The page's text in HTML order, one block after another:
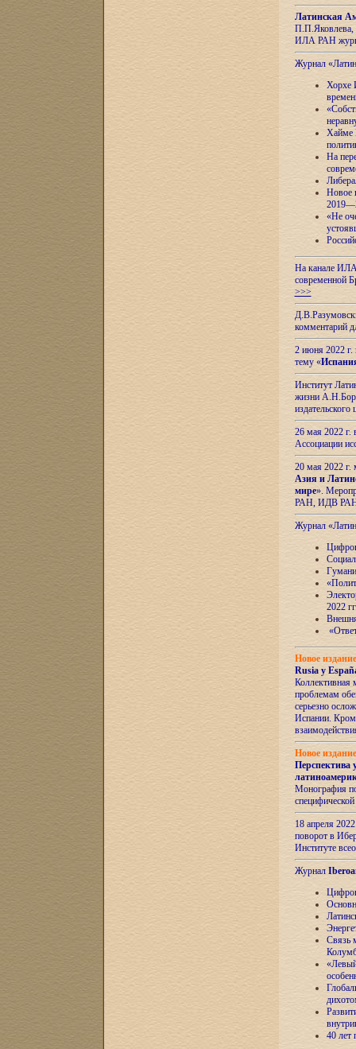
Латинская
П.П.Яковлева,
ИЛА РАН
Журнал
Хорхе
Хайме
На
Новое
«Не
На канале ИЛА
современной
>>>
комментарий
2 июня 2022 г.
тему «
Институт
жизни
26 мая 2022
Ассоциации
20 мая 2022
Азия и
мире».
РАН, ИДВ
Журнал
2022
Новое
Rusia y
Коллективная
проблемам
серьезно
Испании.
Новое
Перспектива
Монография
18 апреля
поворот в
Институте
Журнал
Связь
40 лет